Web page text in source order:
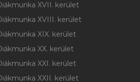
XVII. kerület
XVIII. kerület
XIX. kerület
XX. kerület
XXI. kerület
XXII. kerület